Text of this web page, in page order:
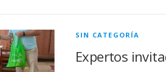
SIN CATEGORÍA
Expertos